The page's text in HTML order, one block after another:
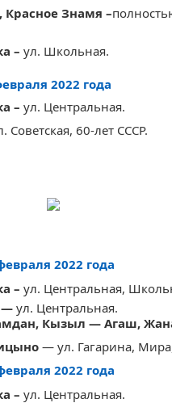
Красное Знамя –
– ул. Школьная.
2022 года
– ул. Центральная.
Советская, 60-лет СССР.
2022 года
– ул. Центральная,
— ул. Центральная.
Кызыл — Агаш,
— ул. Гагарина,
2022 года
– ул. Центральная.